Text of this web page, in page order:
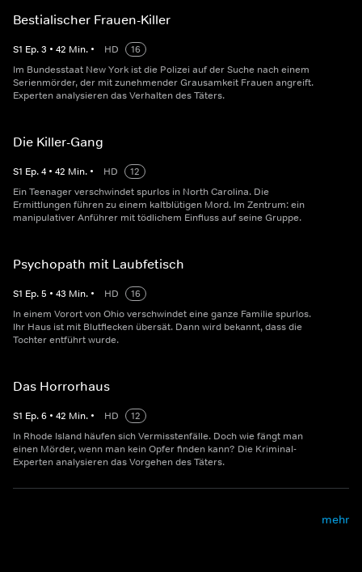
Bestialischer Frauen-Killer
S1 Ep.3 • 42 Min. • HD
16
Im Bundesstaat New York ist die Polizei auf der Suche nach einem
Serienmörder, der mit zunehmender Grausamkeit Frauen angreift.
Experten analysieren das Verhalten des Täters.
Die Killer-Gang
S1 Ep.4 • 42 Min. • HD
12
Ein Teenager verschwindet spurlos in North Carolina. Die
Ermittlungen führen zu einem kaltblütigen Mord. Im Zentrum: ein
manipulativer Anführer mit tödlichem Einfluss auf seine Gruppe.
Psychopath mit Laubfetisch
S1 Ep.5 • 43 Min. • HD
16
In einem Vorort von Ohio verschwindet eine ganze Familie spurlos.
Ihr Haus ist mit Blutflecken übersät. Dann wird bekannt, dass die
Tochter entführt wurde.
Das Horrorhaus
S1 Ep.6 • 42 Min. • HD
12
In Rhode Island häufen sich Vermisstenfälle. Doch wie fängt man
einen Mörder, wenn man kein Opfer finden kann? Die Kriminal-
Experten analysieren das Vorgehen des Täters.
mehr